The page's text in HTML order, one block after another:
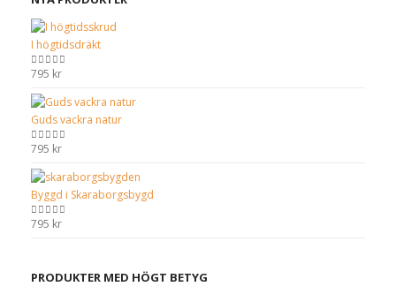
I högtidsdräkt
0out of 5
795 kr
Guds vackra natur
0out of 5
795 kr
Byggd i Skaraborgsbygd
0out of 5
795 kr
PRODUKTER MED HÖGT BETYG